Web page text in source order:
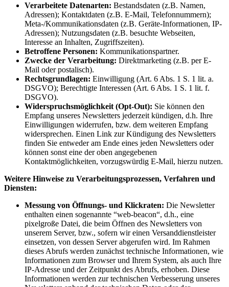
Verarbeitete Datenarten: Bestandsdaten (z.B. Namen,
Adressen); Kontaktdaten (z.B. E-Mail, Telefonnummern);
Meta-/Kommunikationsdaten (z.B. Geräte-Informationen, IP-
Adressen); Nutzungsdaten (z.B. besuchte Webseiten,
Interesse an Inhalten, Zugriffszeiten).
Betroffene Personen: Kommunikationspartner.
Zwecke der Verarbeitung: Direktmarketing (z.B. per E-
Mail oder postalisch).
Rechtsgrundlagen: Einwilligung (Art. 6 Abs. 1 S. 1 lit. a.
DSGVO); Berechtigte Interessen (Art. 6 Abs. 1 S. 1 lit. f.
DSGVO).
Widerspruchsmöglichkeit (Opt-Out): Sie können den
Empfang unseres Newsletters jederzeit kündigen, d.h. Ihre
Einwilligungen widerrufen, bzw. dem weiteren Empfang
widersprechen. Einen Link zur Kündigung des Newsletters
finden Sie entweder am Ende eines jeden Newsletters oder
können sonst eine der oben angegebenen
Kontaktmöglichkeiten, vorzugswürdig E-Mail, hierzu nutzen.
Weitere Hinweise zu Verarbeitungsprozessen, Verfahren und
Diensten:
Messung von Öffnungs- und Klickraten: Die Newsletter
enthalten einen sogenannte “web-beacon“, d.h., eine
pixelgroße Datei, die beim Öffnen des Newsletters von
unserem Server, bzw., sofern wir einen Versanddienstleister
einsetzen, von dessen Server abgerufen wird. Im Rahmen
dieses Abrufs werden zunächst technische Informationen, wie
Informationen zum Browser und Ihrem System, als auch Ihre
IP-Adresse und der Zeitpunkt des Abrufs, erhoben. Diese
Informationen werden zur technischen Verbesserung unseres